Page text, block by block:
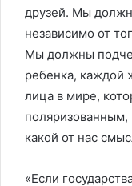
друзей. Мы
независимо от
Мы должны
ребенка, каждой
лица в мире,
какой от нас
«Если